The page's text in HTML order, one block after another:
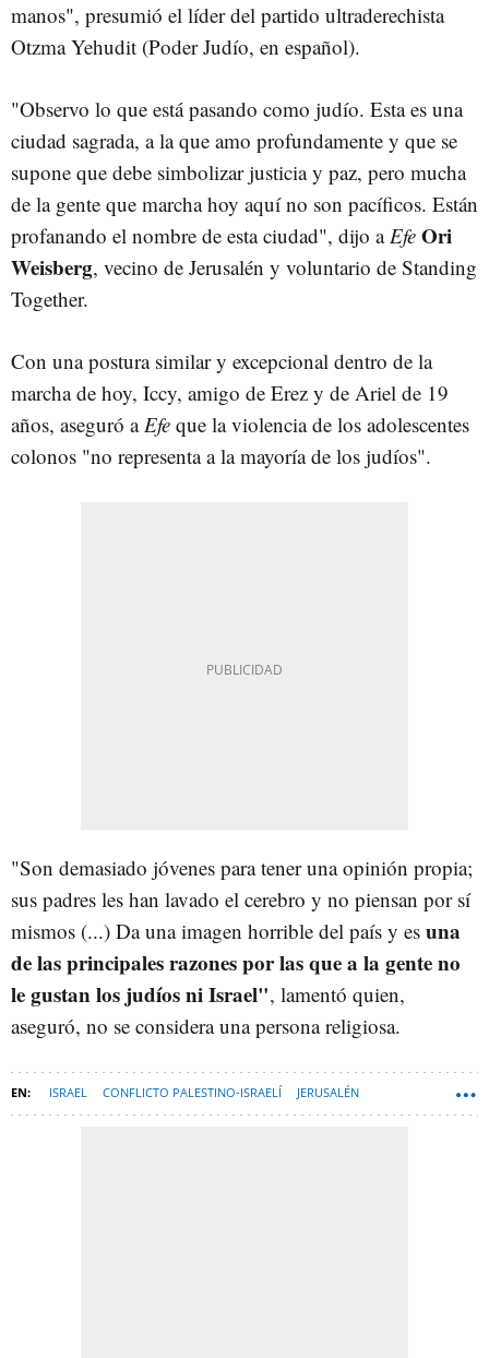
manos", presumió el líder del partido ultraderechista
Otzma Yehudit (Poder Judío, en español).
"Observo lo que está pasando como judío. Esta es una
ciudad sagrada, a la que amo profundamente y que se
supone que debe simbolizar justicia y paz, pero mucha
de la gente que marcha hoy aquí no son pacíficos. Están
profanando el nombre de esta ciudad", dijo aEfe Ori
Weisberg, vecino de Jerusalén y voluntario de Standing
Together.
Con una postura similar y excepcional dentro de la
marcha de hoy, Iccy, amigo de Erez y de Ariel de 19
años, aseguró aEfe que la violencia de los adolescentes
colonos "no representa a la mayoría de los judíos".
"Son demasiado jóvenes para tener una opinión propia;
sus padres les han lavado el cerebro y no piensan por sí
mismos (...) Da una imagen horrible del país y es una
de las principales razones por las que a la gente no
le gustan los judíos ni Israel", lamentó quien,
aseguró, no se considera una persona religiosa.
ISRAEL CONFLICTO PALESTINO-ISRAELÍ JERUSALÉN